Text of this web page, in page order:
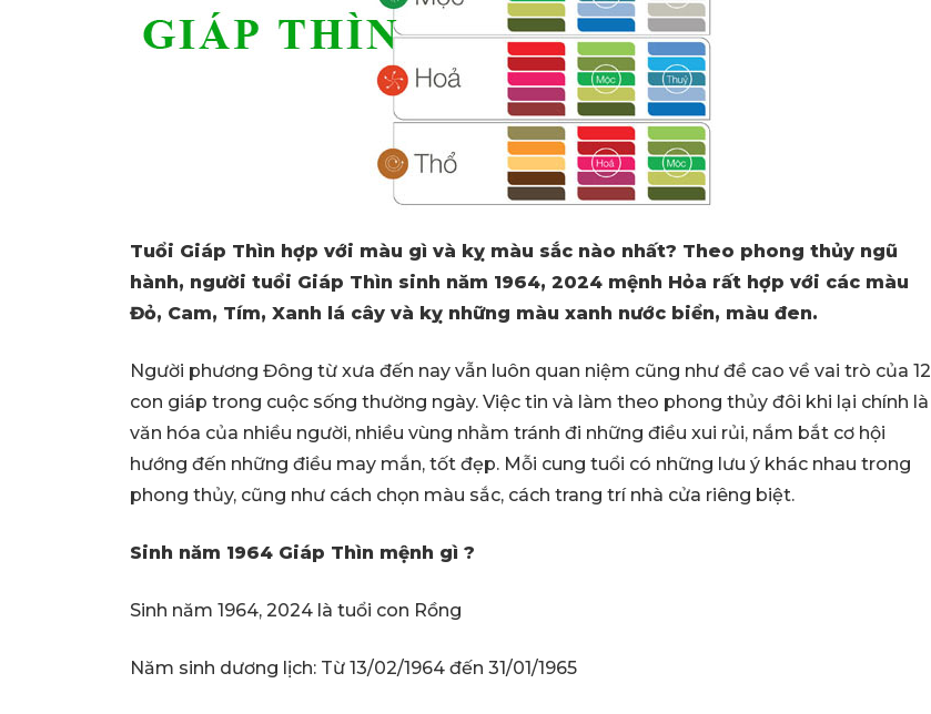
Tuổi Giáp Thìn hợp với màu gì và kỵ màu sắc nào nhất? Theo phong thủy ngũ
hành, người tuổi Giáp Thìn sinh năm 1964, 2024 mệnh Hỏa rất hợp với các màu
Đỏ, Cam, Tím, Xanh lá cây và kỵ những màu xanh nước biển, màu đen.
Người phương Đông từ xưa đến nay vẫn luôn quan niệm cũng như đề cao về vai trò của 12
con giáp trong cuộc sống thường ngày. Việc tin và làm theo phong thủy đôi khi lại chính là
văn hóa của nhiều người, nhiều vùng nhằm tránh đi những điều xui rủi, nắm bắt cơ hội
hướng đến những điều may mắn, tốt đẹp. Mỗi cung tuổi có những lưu ý khác nhau trong
phong thủy, cũng như cách chọn màu sắc, cách trang trí nhà cửa riêng biệt.
Sinh năm 1964 Giáp Thìn mệnh gì ?
Sinh năm 1964, 2024 là tuổi con Rồng
Năm sinh dương lịch: Từ 13/02/1964 đến 31/01/1965